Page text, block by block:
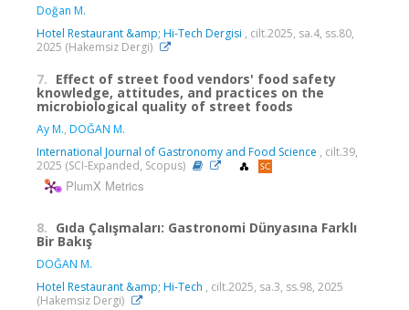
Doğan M.
Hotel Restaurant &amp; Hi-Tech Dergisi , cilt.2025, sa.4, ss.80,
2025 (Hakemsiz Dergi)
7. Effect of street food vendors' food safety
knowledge, attitudes, and practices on the
microbiological quality of street foods
Ay M., DOĞAN M.
International Journal of Gastronomy and Food Science , cilt.39,
2025 (SCI-Expanded, Scopus)
PlumX Metrics
8. Gıda Çalışmaları: Gastronomi Dünyasına Farklı
Bir Bakış
DOĞAN M.
Hotel Restaurant &amp; Hi-Tech , cilt.2025, sa.3, ss.98, 2025
(Hakemsiz Dergi)